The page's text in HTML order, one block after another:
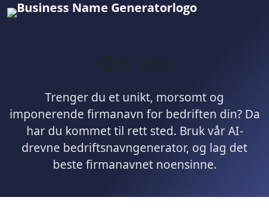
Om oss
Trenger du et unikt, morsomt og
imponerende firmanavn for bedriften din? Da
har du kommet til rett sted. Bruk vår AI-
drevne bedriftsnavngenerator, og lag det
beste firmanavnet noensinne.